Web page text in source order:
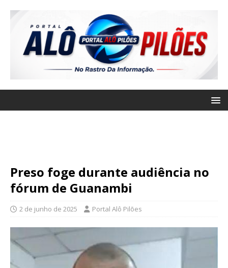
Preso foge durante audiência no
fórum de Guanambi
2 de junho de 2025 Portal Alô Pilões